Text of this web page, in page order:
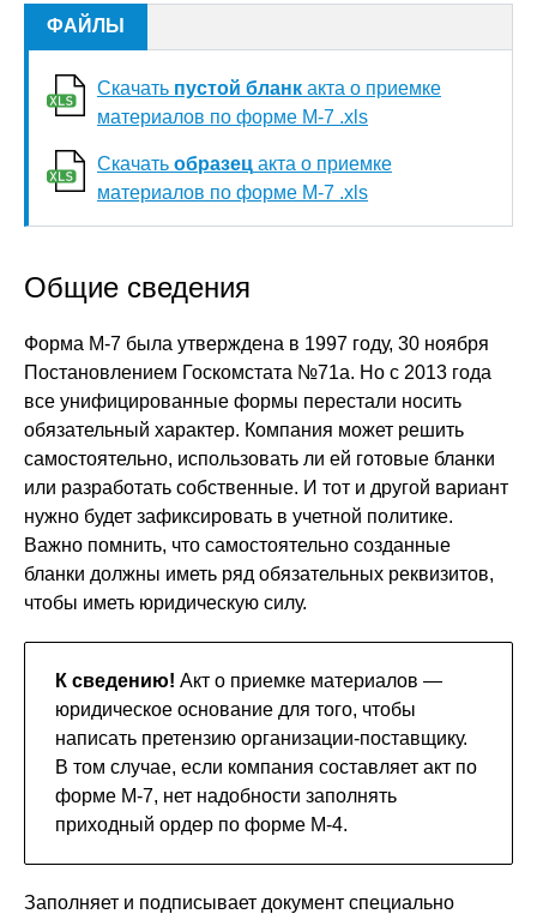
ФАЙЛЫ
Скачать пустой бланк акта о приемке
материалов по форме М-7 .xls
Скачать образец акта о приемке
материалов по форме М-7 .xls
Общие сведения
Форма М-7 была утверждена в 1997 году, 30 ноября
Постановлением Госкомстата №71а. Но с 2013 года
все унифицированные формы перестали носить
обязательный характер. Компания может решить
самостоятельно, использовать ли ей готовые бланки
или разработать собственные. И тот и другой вариант
нужно будет зафиксировать в учетной политике.
Важно помнить, что самостоятельно созданные
бланки должны иметь ряд обязательных реквизитов,
чтобы иметь юридическую силу.
К сведению! Акт о приемке материалов —
юридическое основание для того, чтобы
написать претензию организации-поставщику.
В том случае, если компания составляет акт по
форме М-7, нет надобности заполнять
приходный ордер по форме М-4.
Заполняет и подписывает документ специально